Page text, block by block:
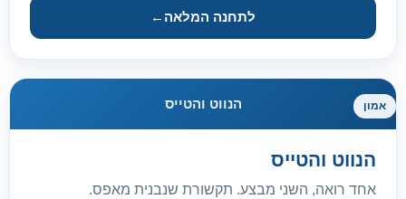
לתחנה המלאה ←
הנווט והטייס אמון
הנווט והטייס
אחד רואה, השני מבצע. תקשורת שנבנית מאפס.